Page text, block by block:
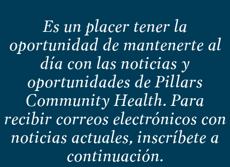
Es un placer tener la
oportunidad de mantenerte al
día con las noticias y
oportunidades de Pillars
Community Health. Para
recibir correos electrónicos con
noticias actuales, inscríbete a
continuación.